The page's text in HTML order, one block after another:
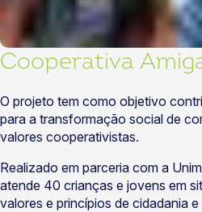
Cooperativa
O projeto tem como objetivo
para a transformação social de
valores cooperativistas.
Realizado em parceria com a
atende 40 crianças e jovens em
valores e princípios de cidadania